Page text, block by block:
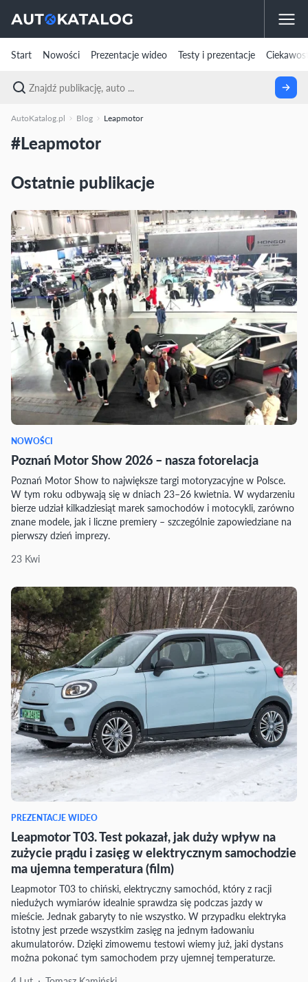
Start Nowości Prezentacje wideo Testy i prezentacje
AutoKatalog.pl Blog Leapmotor
#Leapmotor
Ostatnie publikacje
NOWOŚCI
Poznań Motor Show 2026 – nasza fotorelacja
Poznań Motor Show to największe targi motoryzacyjne w Polsce.
W tym roku odbywają się w dniach 23–26 kwietnia. W wydarzeniu
bierze udział kilkadziesiąt marek samochodów i motocykli, zarówno
znane modele, jak i liczne premiery – szczególnie zapowiedziane na
pierwszy dzień imprezy.
23 Kwi
PREZENTACJE WIDEO
Leapmotor T03. Test pokazał, jak duży wpływ na
zużycie prądu i zasięg w elektrycznym samochodzie
ma ujemna temperatura (film)
Leapmotor T03 to chiński, elektryczny samochód, który z racji
niedużych wymiarów idealnie sprawdza się podczas jazdy w
mieście. Jednak gabaryty to nie wszystko. W przypadku elektryka
istotny jest przede wszystkim zasięg na jednym ładowaniu
akumulatorów. Dzięki zimowemu testowi wiemy już, jaki dystans
można pokonać tym samochodem przy ujemnej temperaturze.